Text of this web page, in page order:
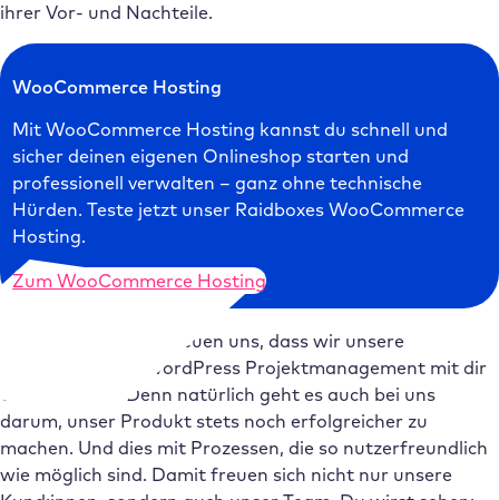
ihrer Vor- und Nachteile.
WooCommerce Hosting
Mit WooCommerce Hosting kannst du schnell und
sicher deinen eigenen Onlineshop starten und
professionell verwalten – ganz ohne technische
Hürden. Teste jetzt unser Raidboxes WooCommerce
Hosting.
Zum WooCommerce Hosting
Wir von Raidboxes freuen uns, dass wir unsere
Erkenntnisse im WordPress Projektmanagement mit dir
teilen können. Denn natürlich geht es auch bei uns
darum, unser Produkt stets noch erfolgreicher zu
machen. Und dies mit Prozessen, die so nutzerfreundlich
wie möglich sind. Damit freuen sich nicht nur unsere